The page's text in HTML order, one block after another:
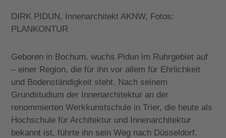
DIRK PIDUN, Innenarchitekt AKNW, Fotos:
PLANKONTUR
Geboren in Bochum, wuchs Pidun im Ruhrgebiet auf
– einer Region, die für ihn vor allem für Ehrlichkeit
und Bodenständigkeit steht. Nach seinem
Grundstudium der Innenarchitektur an der
renommierten Werkkunstschule in Trier, die heute als
Hochschule für Architektur und Innenarchitektur
bekannt ist, führte ihn sein Weg nach Düsseldorf.